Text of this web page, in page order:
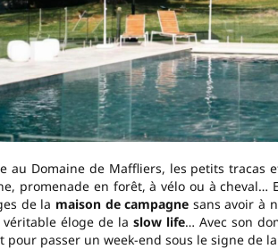
au Domaine de Maffliers, les petits
promenade en forêt, à vélo ou à
de la maison de campagne sans avoir à
éloge de la slow life… Avec son
pour passer un week-end sous le signe de la